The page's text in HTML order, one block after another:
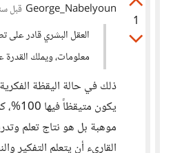
1
George_Nabelyoun قبل
العقل البشري قادر على
معلومات، ويملك القدرة
ذلك في حالة اليقظة
يكون
موهبة بل هو نتاج تعلم
القارىء أن يتعلم التفكير